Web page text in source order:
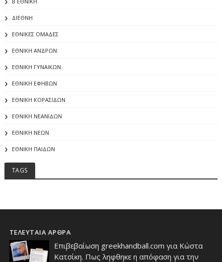
ΔΙΕΘΝΗ
ΕΘΝΙΚΕΣ ΟΜΑΔΕΣ
ΕΘΝΙΚΗ ΑΝΔΡΩΝ
ΕΘΝΙΚΗ ΓΥΝΑΙΚΩΝ
ΕΘΝΙΚΗ ΕΦΗΒΩΝ
ΕΘΝΙΚΗ ΚΟΡΑΣΙΔΩΝ
ΕΘΝΙΚΗ ΝΕΑΝΙΔΩΝ
ΕΘΝΙΚΗ ΝΕΩΝ
ΕΘΝΙΚΗ ΠΑΙΔΩΝ
TAGS
ΤΕΛΕΥΤΑΙΑ ΑΡΘΡΑ
Επιβεβαίωση greekhandball.com για Κώστα
Κατσίκη. Πως ληφθηκε η απόφαση για την